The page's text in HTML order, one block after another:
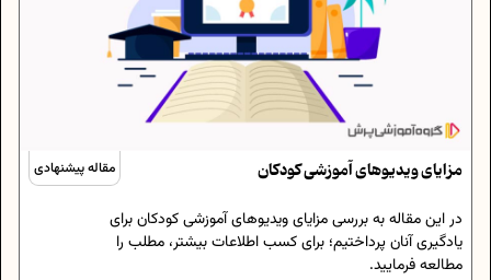
مقاله پیشنهادی مزایای ویدیوهای آموزشی کودکان
در این مقاله به بررسی مزایای ویدیوهای آموزشی کودکان برای
یادگیری آنان پرداختیم؛ برای کسب اطلاعات بیشتر، مطلب را
مطالعه فرمایید.